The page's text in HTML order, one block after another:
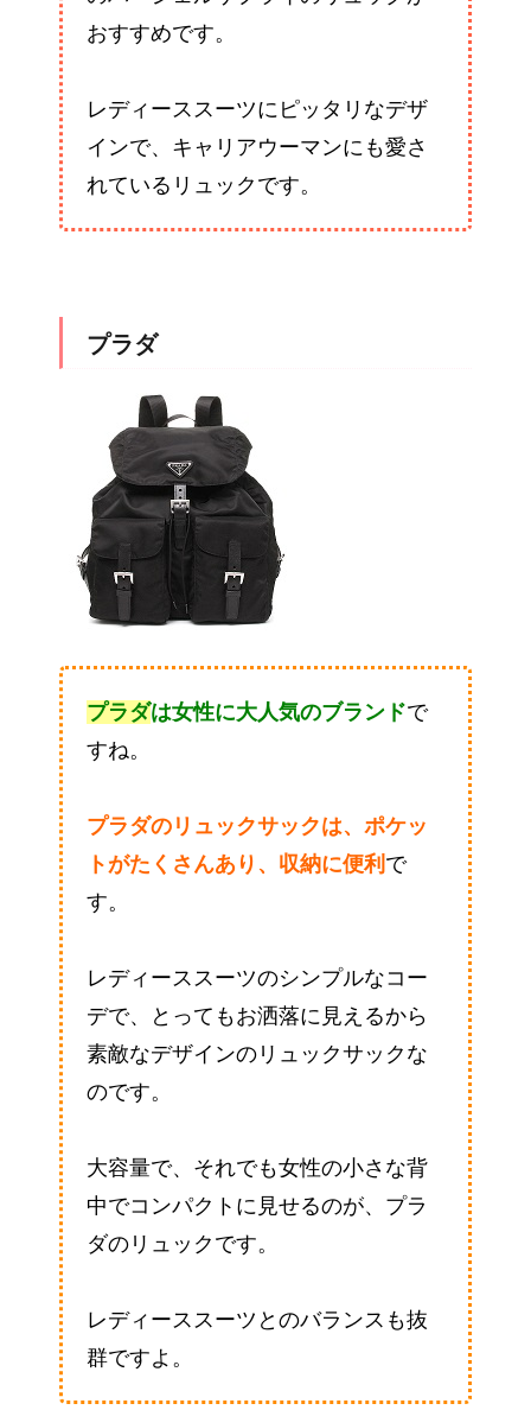
おすすめです。
レディーススーツにピッタリなデザ
インで、キャリアウーマンにも愛さ
れているリュックです。
プラダ
プラダは女性に大人気のブランドで
すね。
プラダのリュックサックは、ポケッ
トがたくさんあり、収納に便利 で
す。
レディーススーツのシンプルなコー
デで、とってもお洒落に見えるから
素敵なデザインのリュックサックな
のです。
大容量で、それでも女性の小さな背
中でコンパクトに見せるのが、プラ
ダのリュックです。
レディーススーツとのバランスも抜
群ですよ。